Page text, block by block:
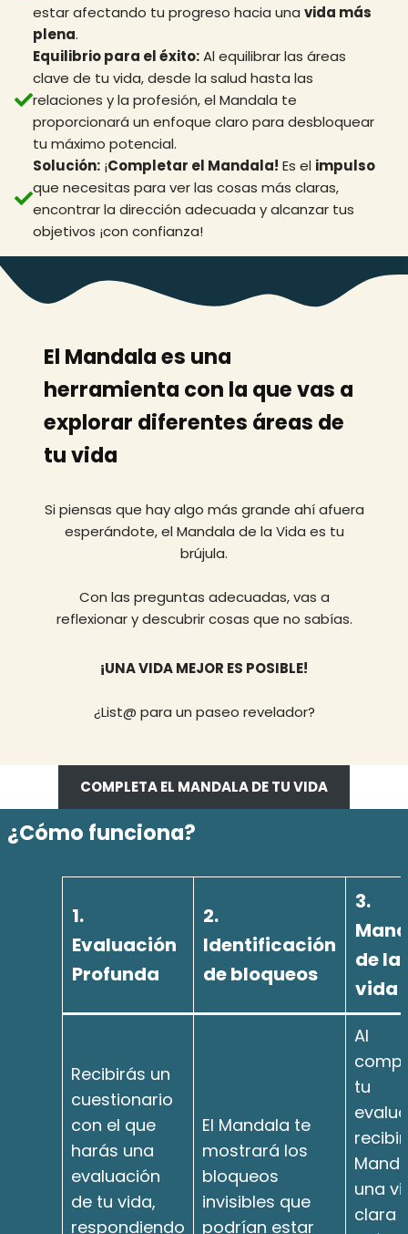
estar afectando tu progreso hacia una vida más
plena.
Equilibrio para el éxito:Al equilibrar las áreas
clave de tu vida, desde la salud hasta las
relaciones y la profesión, el Mandala te
proporcionará un enfoque claro para desbloquear
tu máximo potencial.
Solución: ¡Completar el Mandala! Es el impulso
que necesitas para ver las cosas más claras,
encontrar la dirección adecuada y alcanzar tus
objetivos ¡con confianza!
El Mandala es una
herramienta con la que vas a
explorar diferentes áreas de
tu vida
Si piensas que hay algo más grande ahí afuera
esperándote, el Mandala de la Vida es tu
brújula.
Con las preguntas adecuadas, vas a
reflexionar y descubrir cosas que no sabías.
¡UNA VIDA MEJOR ES POSIBLE!
¿List@ para un paseo revelador?
COMPLETA EL MANDALA DE TU VIDA
¿Cómo funciona?
1.
Evaluación
Profunda
2.
Identificación
debloqueos
3.
de la
vida
Recibirás un
cuestionario
con el que
harás una
evaluación
de tu vida,
respondiendo
El Mandala te
mostrará los
bloqueos
invisibles que
podrían estar
Al
tu
una
clara